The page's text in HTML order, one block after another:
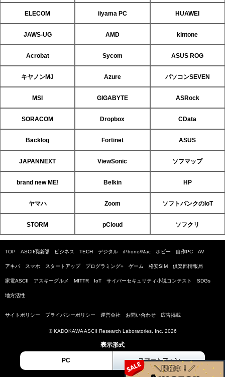
ELECOM iiyama PC HUAWEI
JAWS-UG AMD kintone
Acrobat Sycom ASUS ROG
キヤノンMJ Azure パソコンSEVEN
MSI GIGABYTE ASRock
SORACOM Dropbox CData
Backlog Fortinet ASUS
JAPANNEXT ViewSonic ソフマップ
brand new ME! Belkin HP
ヤマハ Zoom ソフトバンクのIoT
STORM pCloud ソフクリ
TOP ASCII倶楽部 ビジネス TECH デジタル iPhone/Mac ホビー 自作PC AV
アキバ スマホ スタートアップ プログラミング+ ゲーム 格安SIM 倶楽部情報局
家電ASCII アスキーグルメ MITTR IoT サイバーセキュリティ小説コンテスト SDGs
地方活性
サイトポリシー プライバシーポリシー 運営会社 お問い合わせ 広告掲載
© KADOKAWA ASCII Research Laboratories, Inc. 2026
表示形式
PC スマートフォン